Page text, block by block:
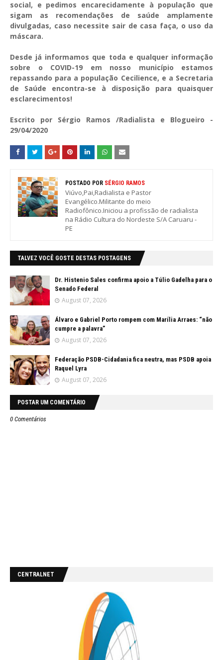
social, e pedimos encarecidamente à população que
sigam as recomendações de saúde amplamente
divulgadas, caso necessite sair de casa faça, o uso da
máscara.
Desde já informamos que toda e qualquer informação
sobre o COVID-19 em nosso município estamos
repassando para a população Cecilience, e a Secretaria
de Saúde encontra-se à disposição para quaisquer
esclarecimentos!
Escrito por Sérgio Ramos /Radialista e Blogueiro -
29/04/2020
POSTADO POR SÉRGIO RAMOS
Viúvo,Pai,Radialista e Pastor
Evangélico.Militante do meio
Radiofônico.Iniciou a profissão de radialista
na Rádio Cultura do Nordeste S/A Caruaru -
PE
TALVEZ VOCÊ GOSTE DESTAS POSTAGENS
Dr. Histenio Sales confirma apoio a Túlio Gadelha para o
Senado Federal
August 07, 2026
Álvaro e Gabriel Porto rompem com Marília Arraes: “não
cumpre a palavra”
August 07, 2026
Federação PSDB-Cidadania fica neutra, mas PSDB apoia
Raquel Lyra
August 07, 2026
POSTAR UM COMENTÁRIO
0 Comentários
CENTRALNET